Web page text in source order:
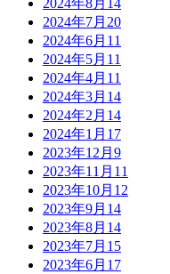
2024年8月 14
2024年7月 20
2024年6月 11
2024年5月 11
2024年4月 11
2024年3月 14
2024年2月 14
2024年1月 17
2023年12月 9
2023年11月 11
2023年10月 12
2023年9月 14
2023年8月 14
2023年7月 15
2023年6月 17